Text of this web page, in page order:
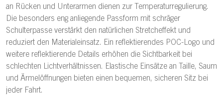
an Rücken und Unterarmen dienen zur Temperaturregulierung.
Die besonders eng anliegende Passform mit schräger
Schulterpasse verstärkt den natürlichen Stretcheffekt und
reduziert den Materialeinsatz. Ein reflektierendes POC-Logo und
weitere reflektierende Details erhöhen die Sichtbarkeit bei
schlechten Lichtverhältnissen. Elastische Einsätze an Taille, Saum
und Ärmelöffnungen bieten einen bequemen, sicheren Sitz bei
jeder Fahrt.